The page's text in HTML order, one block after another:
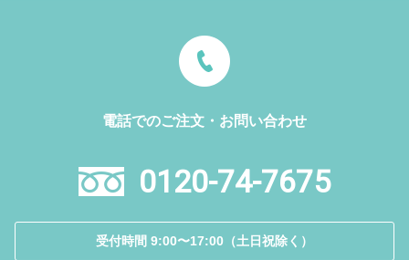
電話でのご注文・お問い合わせ
0120-74-7675
受付時間 9:00〜17:00（土日祝除く）